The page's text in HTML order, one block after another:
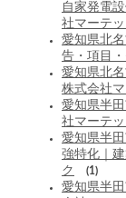
自家発電
社マーテッ
愛知県北
告・項目
愛知県北
株式会社
愛知県半
社マーテッ
愛知県半
強特化｜
ク
(1)
愛知県半